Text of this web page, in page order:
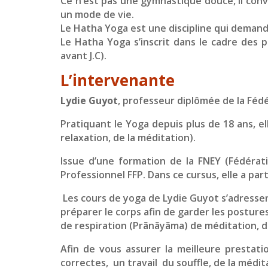
un mode de vie.
Le Hatha Yoga est une discipline qui
Le Hatha Yoga s’inscrit dans le cadre
avant J.C).
L’intervenante
Lydie Guyot, professeur diplômée de la
Pratiquant le Yoga depuis plus de 18 ans,
relaxation, de la méditation).
Issue d’une formation de la FNEY
Professionnel FFP. Dans ce cursus, elle a
Les cours de yoga de Lydie Guyot
préparer le corps afin de garder les
de respiration (Prãnãyãma) de méditation,
Afin de vous assurer la meilleure
correctes, un travail du souffle, de la